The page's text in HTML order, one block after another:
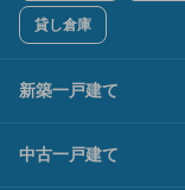
貸し倉庫
新築一戸建て
中古一戸建て